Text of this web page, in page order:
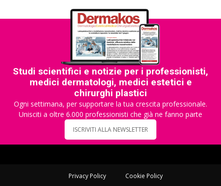
Studi scientifici e notizie per i professionisti,
medici dermatologi, medici estetici e
chirurghi plastici
Ogni settimana, per supportare la tua crescita professionale.
Unisciti a oltre 6.000 professionisti che già ne fanno parte
ISCRIVITI ALLA NEWSLETTER
Privacy Policy Cookie Policy